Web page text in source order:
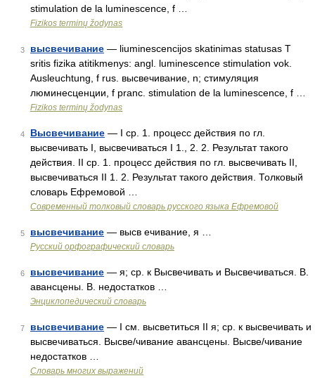
stimulation de la luminescence, f …
Fizikos terminų žodynas
3 высвечивание — liuminescencijos skatinimas statusas T
sritis fizika atitikmenys: angl. luminescence stimulation vok.
Ausleuchtung, f rus. высвечивание, n; стимуляция
люминесценции, f pranc. stimulation de la luminescence, f …
Fizikos terminų žodynas
4 Высвечивание — I ср. 1. процесс действия по гл.
высвечивать I, высвечиваться I 1., 2. 2. Результат такого
действия. II ср. 1. процесс действия по гл. высвечивать II,
высвечиваться II 1. 2. Результат такого действия. Толковый
словарь Ефремовой …
Современный толковый словарь русского языка Ефремовой
5 высвечивание — высв ечивание, я …
Русский орфографический словарь
6 высвечивание — я; ср. к Высвечивать и Высвечиваться. В.
авансцены. В. недостатков …
Энциклопедический словарь
7 высвечивание — I см. высветиться II я; ср. к высвечивать и
высвечиваться. Высве/чивание авансцены. Высве/чивание
недостатков …
Словарь многих выражений